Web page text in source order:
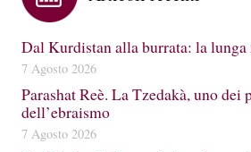
Dal Kurdistan alla burrata: la
7 Agosto 2026
Parashat Reè. La Tzedakà, uno
dell’ebraismo
7 Agosto 2026